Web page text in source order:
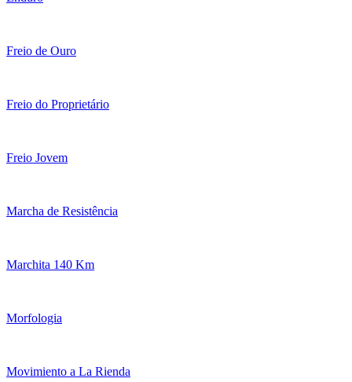
Freio de Ouro
Freio do Proprietário
Freio Jovem
Marcha de Resistência
Marchita 140 Km
Morfologia
Movimiento a La Rienda